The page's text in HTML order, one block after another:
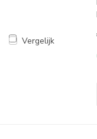
Vergelijk